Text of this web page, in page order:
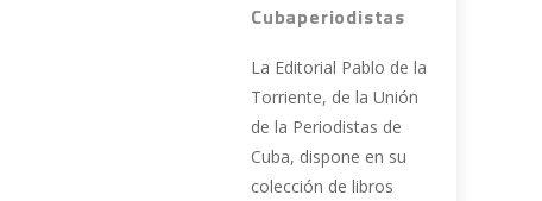
Cubaperiodistas
La Editorial Pablo de la
Torriente, de la Unión
de la Periodistas de
Cuba, dispone en su
colección de libros